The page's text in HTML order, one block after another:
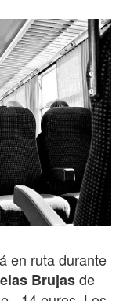
en ruta durante
Brujasde